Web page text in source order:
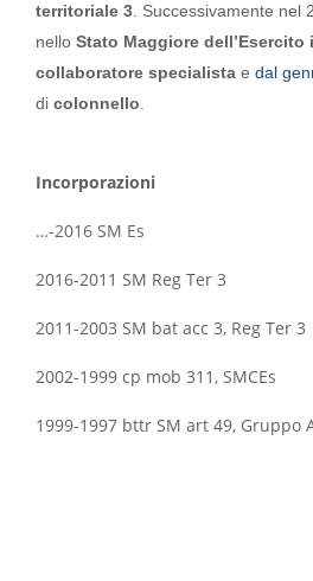
territoriale 3 . Successivamente nel
nello Stato Maggiore dell’Esercito
collaboratore specialista e dal
di colonnello
Incorporazioni
…-2016 SM Es
2016-2011 SM Reg Ter 3
2011-2003 SM bat acc 3, Reg Ter 3
2002-1999 cp mob 311, SMCEs
1999-1997 bttr SM art 49, Gruppo